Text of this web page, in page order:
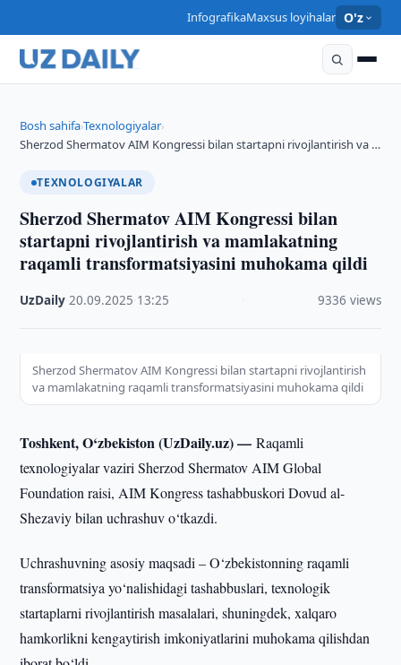
InfografikaMaxsus loyihalar O'z
Bosh sahifa›Texnologiyalar›
Sherzod Shermatov AIM Kongressi bilan startapni rivojlantirish va …
TEXNOLOGIYALAR
Sherzod Shermatov AIM Kongressi bilan
startapni rivojlantirish va mamlakatning
raqamli transformatsiyasini muhokama qildi
UzDaily ·20.09.2025 13:25 9336 views
Sherzod Shermatov AIM Kongressi bilan startapni rivojlantirish
va mamlakatning raqamli transformatsiyasini muhokama qildi
Toshkent, O‘zbekiston (UzDaily.uz) —Raqamli
texnologiyalar vaziri Sherzod Shermatov AIM Global
Foundation raisi, AIM Kongress tashabbuskori Dovud al-
Shezaviy bilan uchrashuv o‘tkazdi.
Uchrashuvning asosiy maqsadi – O‘zbekistonning raqamli
transformatsiya yo‘nalishidagi tashabbuslari, texnologik
startaplarni rivojlantirish masalalari, shuningdek, xalqaro
hamkorlikni kengaytirish imkoniyatlarini muhokama qilishdan